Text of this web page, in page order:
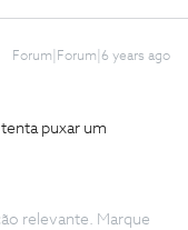
Forum|Forum|6 years ago
puxar um
relevante. Marque